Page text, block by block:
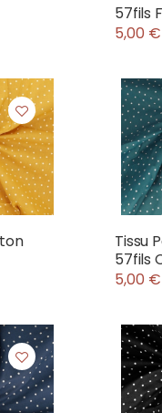
57fils
5,00 €
Tissu
57fils
5,00 €